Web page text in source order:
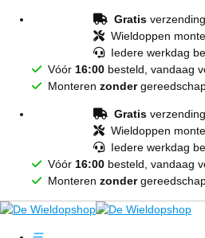
Gratis
Wieldoppen
Iedere werkdag
Vóór 16:00 besteld, vandaag
Monteren zonder
Gratis
Wieldoppen
Iedere werkdag
Vóór 16:00 besteld, vandaag
Monteren zonder